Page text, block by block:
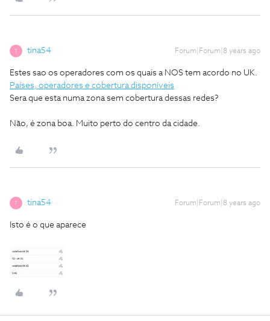
T tina54 Forum|Forum|8 years ago
Estes sao os operadores com os quais a NOS tem acordo no UK.
Países, operadores e cobertura disponíveis
Sera que esta numa zona sem cobertura dessas redes?
Não, é zona boa. Muito perto do centro da cidade.
T tina54 Forum|Forum|8 years ago
Isto é o que aparece